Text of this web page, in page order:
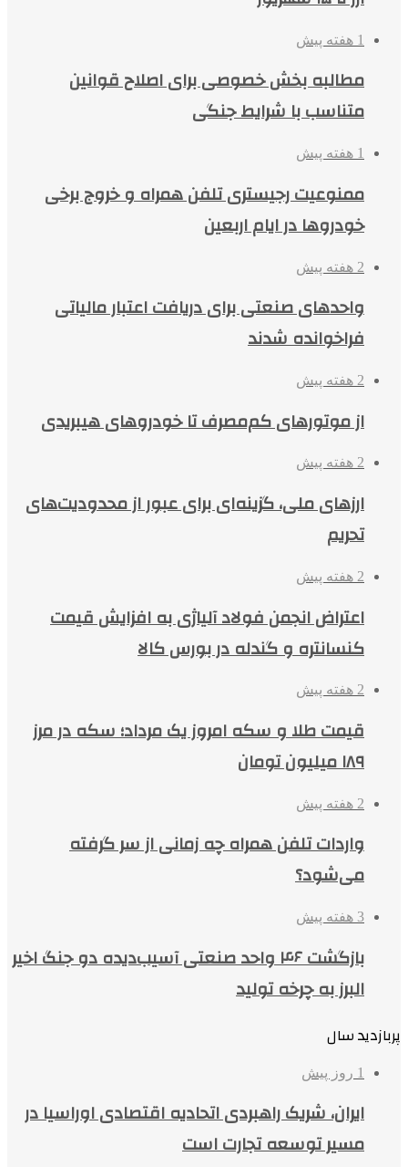
1 هفته پیش
مطالبه بخش خصوصی برای اصلاح قوانین
متناسب با شرایط جنگی
1 هفته پیش
ممنوعیت رجیستری تلفن همراه و خروج برخی
خودروها در ایام اربعین
2 هفته پیش
واحدهای صنعتی برای دریافت اعتبار مالیاتی
فراخوانده شدند
2 هفته پیش
از موتورهای کم‌مصرف تا خودروهای هیبریدی
2 هفته پیش
ارزهای ملی، گزینه‌ای برای عبور از محدودیت‌های
تحریم
2 هفته پیش
اعتراض انجمن فولاد آلیاژی به افزایش قیمت
کنسانتره و گندله در بورس کالا
2 هفته پیش
قیمت طلا و سکه امروز یک مرداد؛ سکه در مرز
۱۸۹ میلیون تومان
2 هفته پیش
واردات تلفن همراه چه زمانی از سر گرفته
می‌شود؟
3 هفته پیش
بازگشت ۴۶ واحد صنعتی آسیب‌دیده دو جنگ اخیر
البرز به چرخه تولید
پربازدید سال
1 روز پیش
ایران، شریک راهبردی اتحادیه اقتصادی اوراسیا در
مسیر توسعه تجارت است